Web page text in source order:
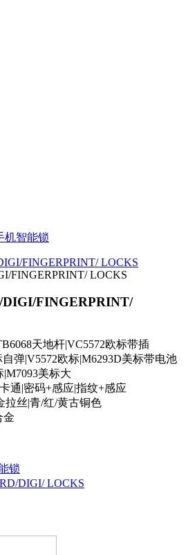
机智能锁
FINGERPRINT/ LOCKS
FINGERPRINT/
天地杆|VC5572欧标带插
自弹|V5572欧标|M6293D美标带电池
|M7093美标大
通|密码+感应|指纹+感应
拉丝|青/红/黄古铜色
金
锁
DIGI/ LOCKS